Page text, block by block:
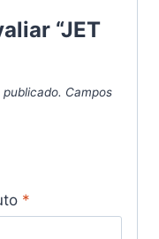
“JET
Campos
*